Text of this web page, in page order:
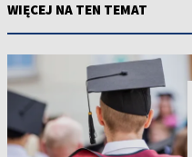
WIĘCEJ NA TEN TEMAT